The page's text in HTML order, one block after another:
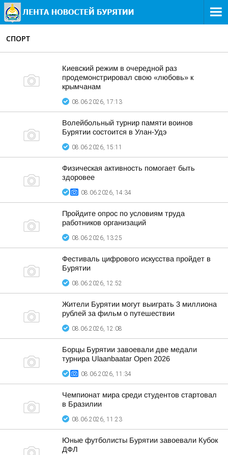
СПОРТ
Киевский режим в очередной раз
продемонстрировал свою «любовь» к
крымчанам
08.06.2026, 17:13
Волейбольный турнир памяти воинов
Бурятии состоится в Улан-Удэ
08.06.2026, 15:11
Физическая активность помогает быть
здоровее
08.06.2026, 14:34
Пройдите опрос по условиям труда
работников организаций
08.06.2026, 13:25
Фестиваль цифрового искусства пройдет в
Бурятии
08.06.2026, 12:52
Жители Бурятии могут выиграть 3 миллиона
рублей за фильм о путешествии
08.06.2026, 12:08
Борцы Бурятии завоевали две медали
турнира Ulaanbaatar Open 2026
08.06.2026, 11:34
Чемпионат мира среди студентов стартовал
в Бразилии
08.06.2026, 11:23
Юные футболисты Бурятии завоевали Кубок
ДФЛ